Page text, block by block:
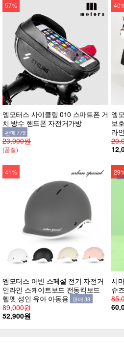
57%
엠모터스 사이클링 010 스마트폰 거
치 방수 핸드폰 자전거가방
판매 779
23,000원
(품절)
엠
보
라인
41%
엠모터스 어반 스페셜 전기 자전거
인라인 스케이트보드 전동킥보드
헬멧 성인 유아 아동용 판매 38
89,000원
52,900원
시
슈